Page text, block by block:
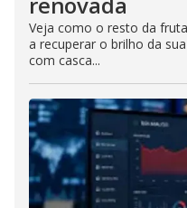
Veja como o resto da
a recuperar o brilho da
com casca...